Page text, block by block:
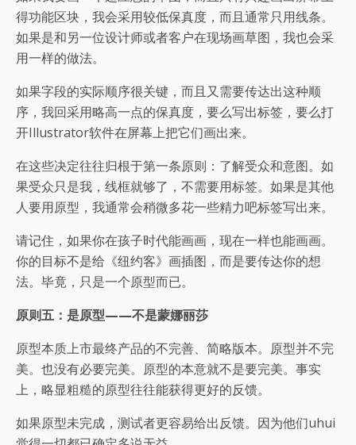
得功能区块，我会采用较低保真度，而且通常只用线条。
如果是和另一位设计师或者客户在现场画草图，我也会采
用一样的做法。
如果字段的实际顺序很关键，而且又需要传达出这种顺
序，我回采用略高一点的保真度，要么写出标签，要么打
开Illustrator软件在屏幕上把它们画出来。
在这些决定往往归根于第一条原则：了解受众和意图。如
果受众只是我，线框就够了，不需要用标签。如果是其他
人要用原型，我通常会稍微多花一些精力吧标签写出来。
请记住，如果你在孩子时代能画画，现在一样也能画画。
你的目标不是给《纽约客》画插图，而是要传达你的想
法。毕竟，只是一个原型而已。
原则五：是原型——不是蒙娜丽莎
原型本质上市最终产品的不完善、简略版本。原型并不完
美。也没有必要完美。原型的本意就不是要完美。事实
上，略显粗糙的原型往往能获得更好的反馈。
如果原型未完成，测试者更容易给出反馈。因为他们uhui